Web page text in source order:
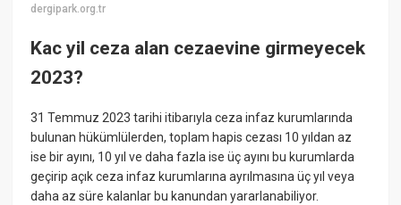
dergipark.org.tr
Kac yil ceza alan cezaevine girmeyecek
2023?
31 Temmuz 2023 tarihi itibarıyla ceza infaz kurumlarında
bulunan hükümlülerden, toplam hapis cezası 10 yıldan az
ise bir ayını, 10 yıl ve daha fazla ise üç ayını bu kurumlarda
geçirip açık ceza infaz kurumlarına ayrılmasına üç yıl veya
daha az süre kalanlar bu kanundan yararlanabiliyor.